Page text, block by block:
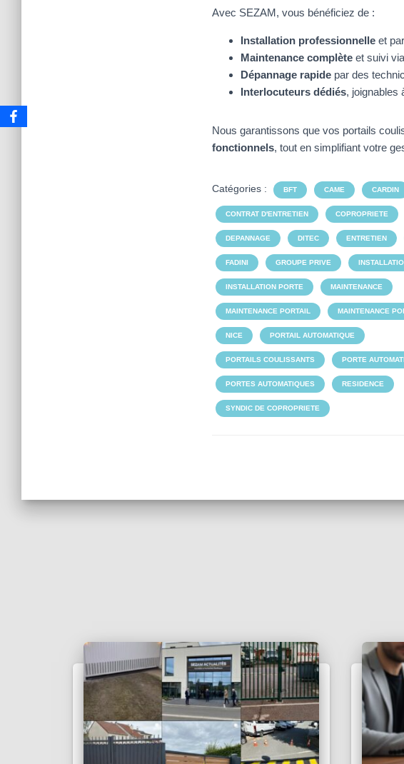
Avec SEZAM, vous bénéficiez de :
Installation professionnelle et
Maintenance complète et suivi via
Dépannage rapide par des
Interlocuteurs dédiés, joignables
Nous garantissons que vos portails
fonctionnels, tout en simplifiant votre
Catégories : BFT CAME CARDIN
CONTRAT D'ENTRETIEN COPROPRIETE
DEPANNAGE DITEC ENTRETIEN
FADINI GROUPE PRIVE
INSTALLATION PORTE MAINTENANCE
MAINTENANCE PORTAIL MAINTENANCE
NICE PORTAIL AUTOMATIQUE
PORTAILS COULISSANTS PORTE
PORTES AUTOMATIQUES RESIDENCE
SYNDIC DE COPROPRIETE